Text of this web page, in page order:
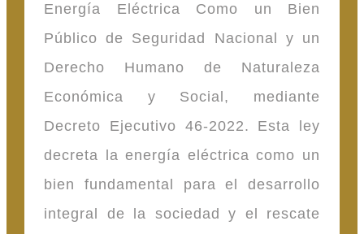
Energía Eléctrica Como un Bien
Público de Seguridad Nacional y un
Derecho Humano de Naturaleza
Económica y Social, mediante
Decreto Ejecutivo 46-2022. Esta ley
decreta la energía eléctrica como un
bien fundamental para el desarrollo
integral de la sociedad y el rescate